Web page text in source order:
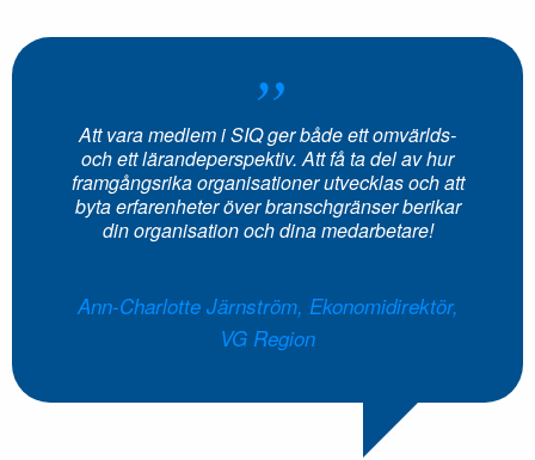
”
Att vara medlem i SIQ ger både ett omvärlds-
och ett lärandeperspektiv. Att få ta del av hur
framgångsrika organisationer utvecklas och att
byta erfarenheter över branschgränser berikar
din organisation och dina medarbetare!
Ann-Charlotte Järnström, Ekonomidirektör,
VG Region